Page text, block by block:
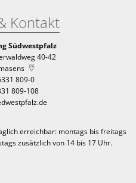
Kontakt
Südwestpfalz
40-42
809-0
809-108
erreichbar: montags bis freitags
zusätzlich von 14 bis 17 Uhr.